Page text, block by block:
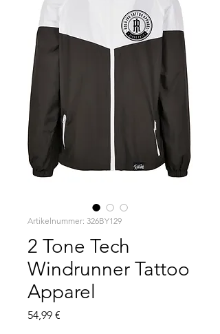
Artikelnummer: 326BY129
2 Tone Tech
Windrunner Tattoo
Apparel
54,99 €